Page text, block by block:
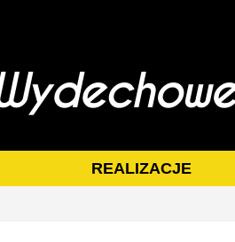
REALIZACJE